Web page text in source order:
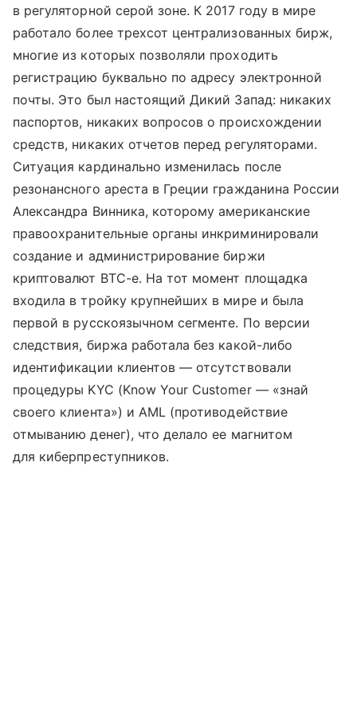
в регуляторной серой зоне. К 2017 году в мире
работало более трехсот централизованных бирж,
многие из которых позволяли проходить
регистрацию буквально по адресу электронной
почты. Это был настоящий Дикий Запад: никаких
паспортов, никаких вопросов о происхождении
средств, никаких отчетов перед регуляторами.
Ситуация кардинально изменилась после
резонансного ареста в Греции гражданина России
Александра Винника, которому американские
правоохранительные органы инкриминировали
создание и администрирование биржи
криптовалют BTC-e. На тот момент площадка
входила в тройку крупнейших в мире и была
первой в русскоязычном сегменте. По версии
следствия, биржа работала без какой-либо
идентификации клиентов — отсутствовали
процедуры KYC (Know Your Customer — «знай
своего клиента») и AML (противодействие
отмыванию денег), что делало ее магнитом
для киберпреступников.